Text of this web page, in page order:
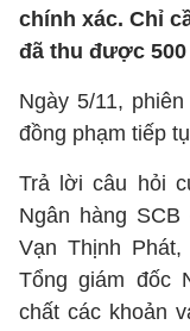
chính xác. Chỉ
đã thu được
Ngày 5/11,
đồng phạm tiếp
Trả lời câu hỏi
Ngân hàng
Vạn Thịnh
Tổng giám đốc
chất các khoản